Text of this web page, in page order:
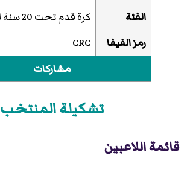
الفئة
كرة قدم تحت 20 سنة للرجال
رمز الفيفا
CRC
مشاركات
تشكيلة المنتخب
قائمة اللاعبين